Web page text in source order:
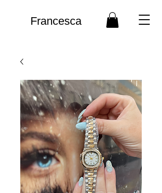
Francesca